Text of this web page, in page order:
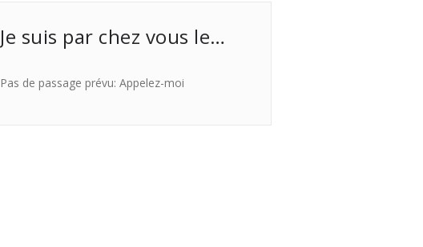
Je suis par chez vous le…
Pas de passage prévu: Appelez-moi